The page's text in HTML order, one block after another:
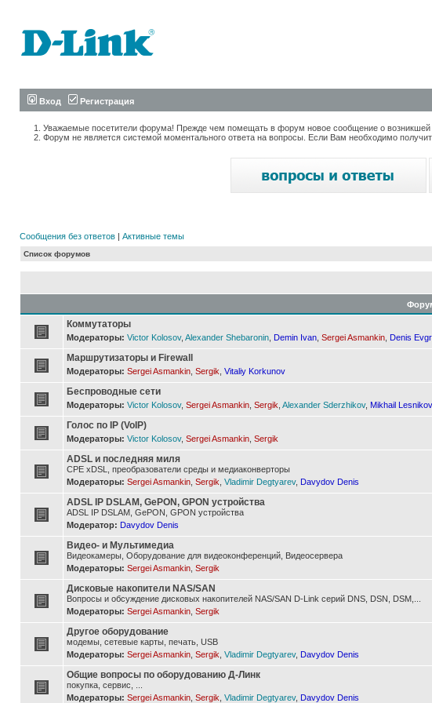
Вход Регистрация
Уважаемые посетители форума! Прежде чем помещать в форум новое сообщение о
Форум не является системой моментального ответа на вопросы. Если Вам необходимо
Сообщения без ответов | Активные темы
Список форумов
Коммутаторы
Модераторы: Victor Kolosov, Alexander Shebaronin Demin Ivan Sergei Asmankin Denis
Маршрутизаторы и Firewall
Модераторы: Sergei Asmankin Sergik Vitaliy Korkunov
Беспроводные сети
Модераторы: Victor Kolosov, Sergei Asmankin Sergik Alexander Sderzhikov, Mikhail Lesnikov
Голос по IP (VoIP)
Модераторы: Victor Kolosov, Sergei Asmankin Sergik
ADSL и последняя миля
CPE xDSL, преобразователи среды и медиаконверторы
Модераторы: Sergei Asmankin Sergik Vladimir Degtyarev, Davydov Denis
ADSL IP DSLAM, GePON, GPON устройства
ADSL IP DSLAM, GePON, GPON устройства
Модератор: Davydov Denis
Видео- и Мультимедиа
Видеокамеры, Оборудование для видеоконференций, Видеосервера
Модераторы: Sergei Asmankin Sergik
Дисковые накопители NAS/SAN
Вопросы и обсуждение дисковых накопителей NAS/SAN D-Link серий DNS, DSN, DSM,...
Модераторы: Sergei Asmankin Sergik
Другое оборудование
модемы, сетевые карты, печать, USB
Модераторы: Sergei Asmankin Sergik Vladimir Degtyarev, Davydov Denis
Общие вопросы по оборудованию Д-Линк
покупка, сервис, ...
Модераторы: Sergei Asmankin Sergik Vladimir Degtyarev, Davydov Denis